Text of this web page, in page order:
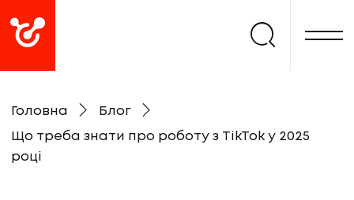
Головна Блог
Що треба знати про роботу з TikTok у 2025
році